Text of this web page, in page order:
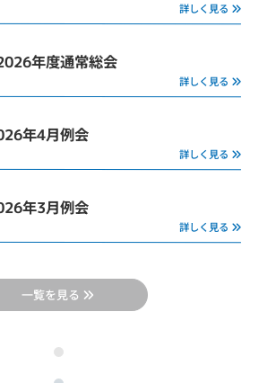
詳しく見る
年度通常総会
詳しく見る
年4月例会
詳しく見る
年3月例会
詳しく見る
一覧を見る